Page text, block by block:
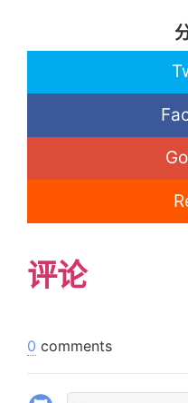
评论
0 comments